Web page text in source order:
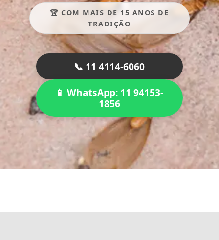
🏆 COM MAIS DE 15 ANOS DE
TRADIÇÃO
📞 11 4114-6060
📱 WhatsApp: 11 94153-
1856